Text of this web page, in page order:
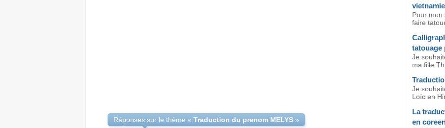
Réponses sur le thème « Traduction du prenom MELYS»
Pour mon
faire
tatouage
Je
ma fille
Je
Loïc en
La
en